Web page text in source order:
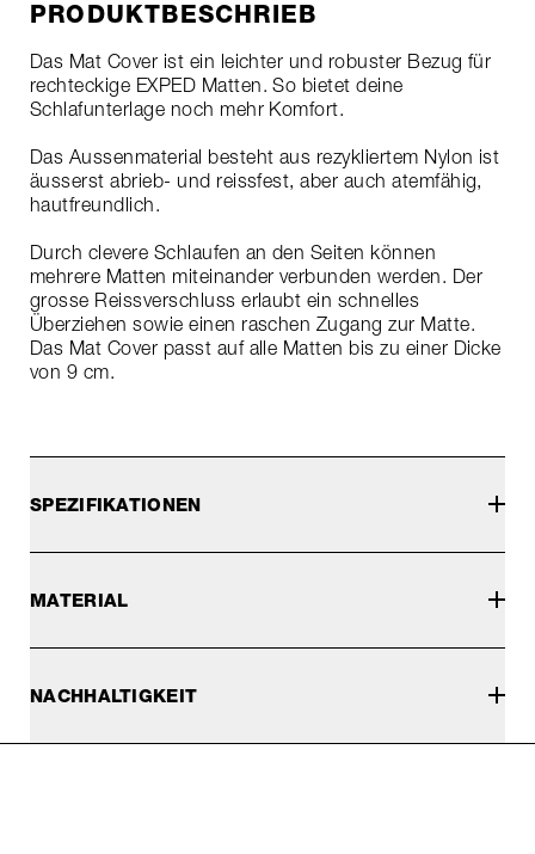
PRODUKTBESCHRIEB
Das Mat Cover ist ein leichter und robuster Bezug für
rechteckige EXPED Matten. So bietet deine
Schlafunterlage noch mehr Komfort.
Das Aussenmaterial besteht aus rezykliertem Nylon ist
äusserst abrieb- und reissfest, aber auch atemfähig,
hautfreundlich.
Durch clevere Schlaufen an den Seiten können
mehrere Matten miteinander verbunden werden. Der
grosse Reissverschluss erlaubt ein schnelles
Überziehen sowie einen raschen Zugang zur Matte.
Das Mat Cover passt auf alle Matten bis zu einer Dicke
von 9 cm.
SPEZIFIKATIONEN
MATERIAL
NACHHALTIGKEIT